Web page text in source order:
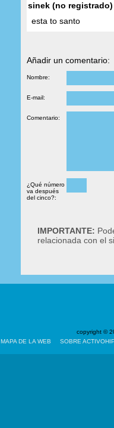
sinek (no registrado)
esta to santo
Añadir un comentario:
Nombre:
E-mail:
Comentario:
¿Qué número
va después
del cinco?:
IMPORTANTE:
relacionada con el
copyright ©
MAPA DE LA WEB SOBRE